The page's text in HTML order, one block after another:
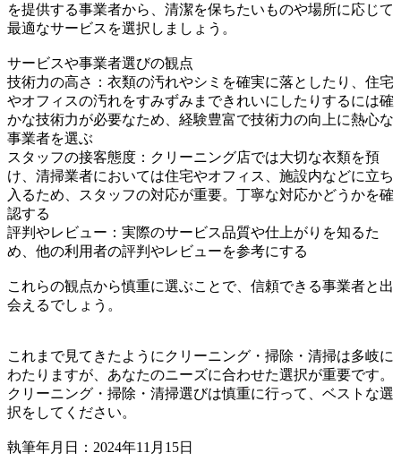
を提供する事業者から、清潔を保ちたいものや場所に応じて
最適なサービスを選択しましょう。
サービスや事業者選びの観点
技術力の高さ：衣類の汚れやシミを確実に落としたり、住宅
やオフィスの汚れをすみずみまできれいにしたりするには確
かな技術力が必要なため、経験豊富で技術力の向上に熱心な
事業者を選ぶ
スタッフの接客態度：クリーニング店では大切な衣類を預
け、清掃業者においては住宅やオフィス、施設内などに立ち
入るため、スタッフの対応が重要。丁寧な対応かどうかを確
認する
評判やレビュー：実際のサービス品質や仕上がりを知るた
め、他の利用者の評判やレビューを参考にする
これらの観点から慎重に選ぶことで、信頼できる事業者と出
会えるでしょう。
これまで見てきたようにクリーニング・掃除・清掃は多岐に
わたりますが、あなたのニーズに合わせた選択が重要です。
クリーニング・掃除・清掃選びは慎重に行って、ベストな選
択をしてください。
執筆年月日：2024年11月15日